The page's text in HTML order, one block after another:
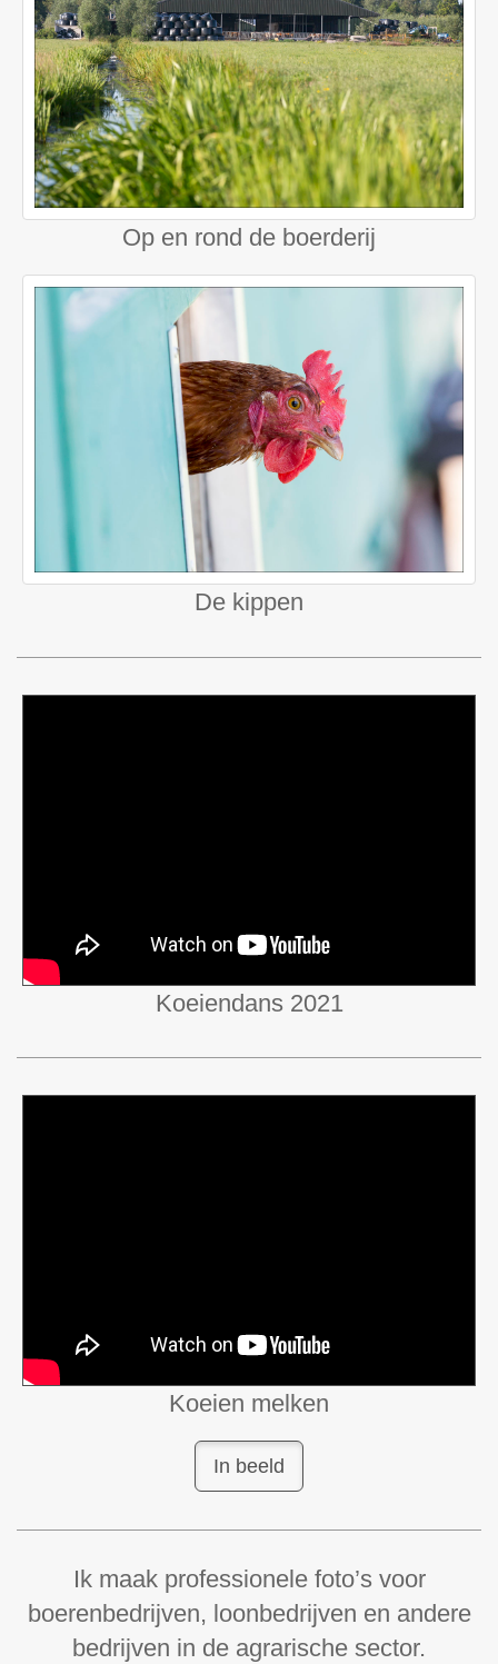
Op en rond de boerderij
De kippen
Koeiendans 2021
Koeien melken
In beeld
Ik maak professionele foto’s voor
boerenbedrijven, loonbedrijven en andere
bedrijven in de agrarische sector.